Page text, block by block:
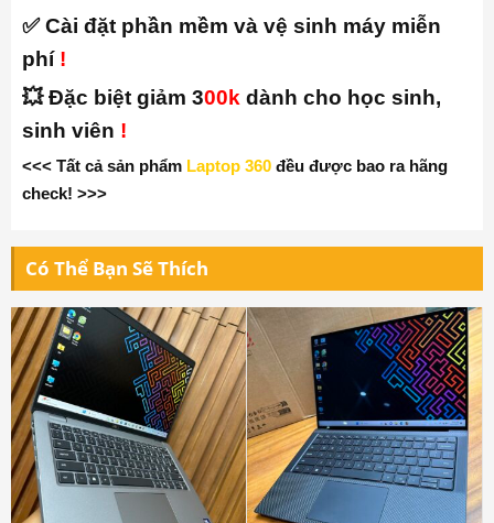
✅ Cài đặt phần mềm và vệ sinh máy miễn
phí !
💥 Đặc biệt giảm 300k dành cho học sinh,
sinh viên !
<<< Tất cả sản phẩm Laptop 360 đều được bao ra hãng
check! >>>
Có Thể Bạn Sẽ Thích